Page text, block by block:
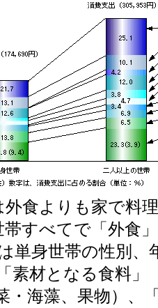
食よりも家で料理
すべてで「外食
単身世帯の性別、
素材となる食料」
・海藻、果物）、